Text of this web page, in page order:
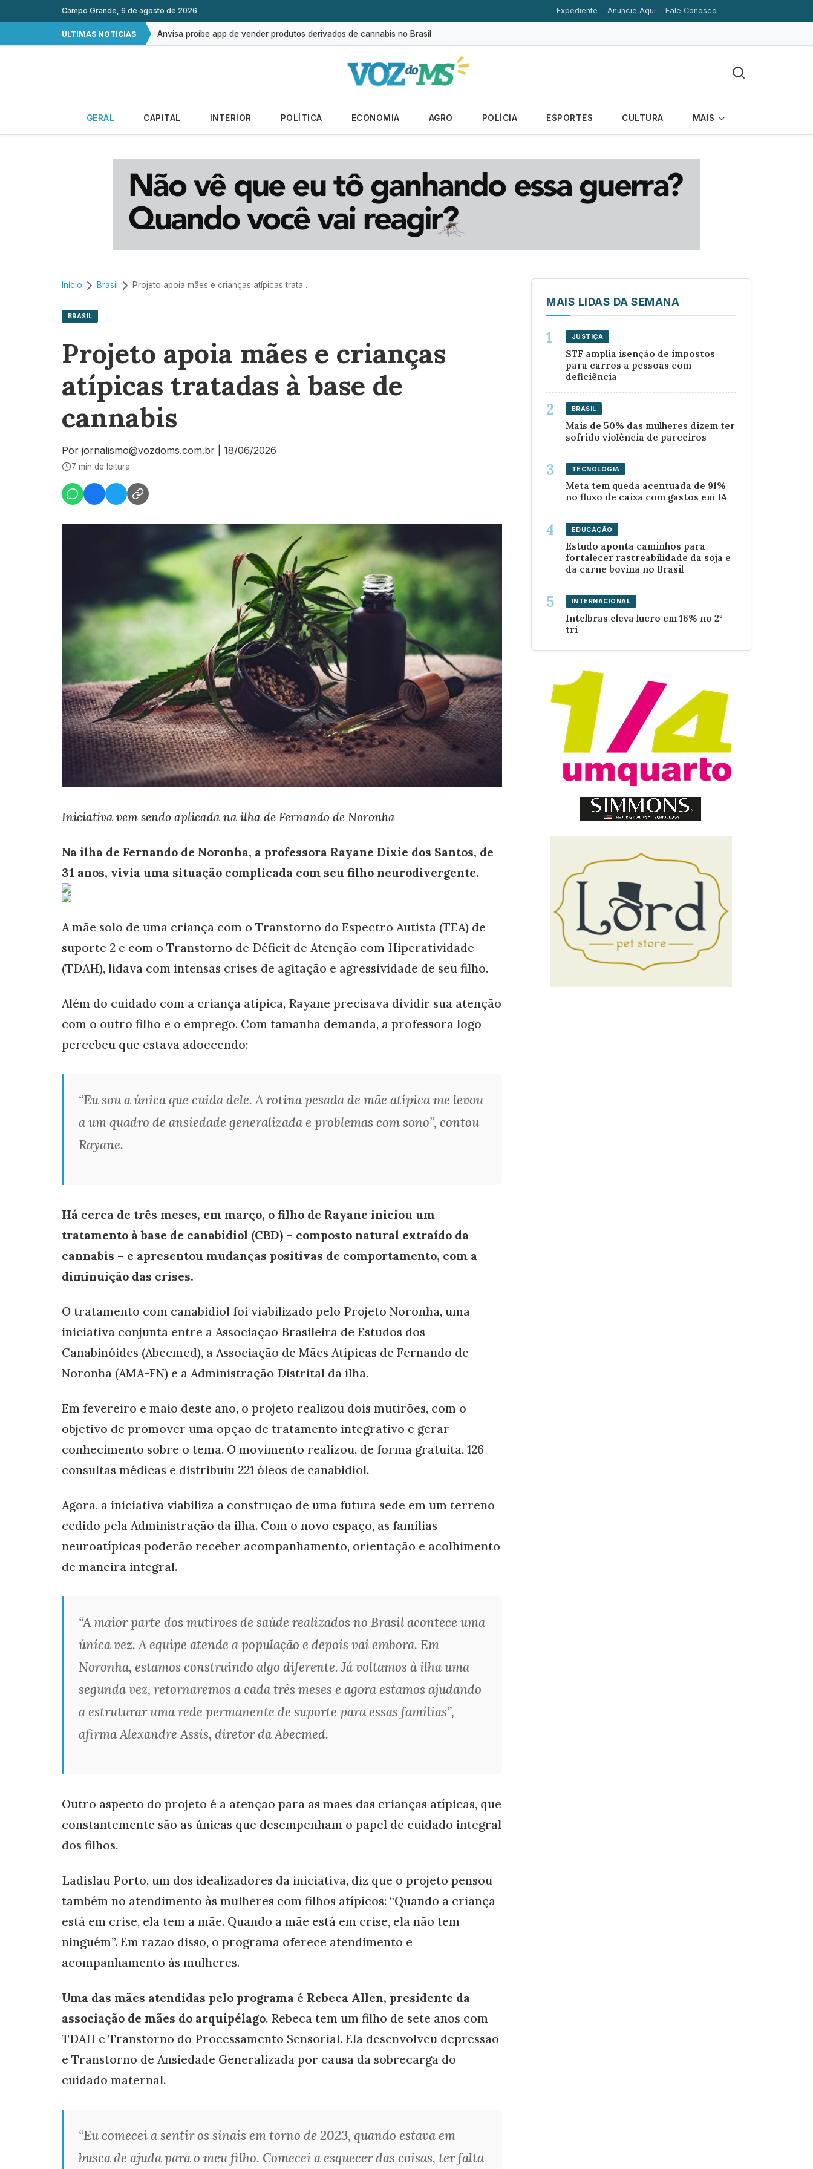
Campo Grande, 6 de agosto de 2026 Expediente Anuncie Aqui Fale Conosco
ÚLTIMAS NOTÍCIAS
STF amplia isenção de impostos para carros a pessoas com deficiência
Anvisa proíbe app de vender produtos derivados de cannabis no Brasil
GERAL
CAPITAL INTERIOR POLÍTICA ECONOMIA AGRO POLÍCIA ESPORTES CULTURA MAIS
Início Brasil Projeto apoia mães e crianças atípicas tratadas à base de cannabis
BRASIL
Projeto apoia mães e crianças
atípicas tratadas à base de
cannabis
Por jornalismo@vozdoms.com.br 18/06/2026
7 min de leitura
Iniciativa vem sendo aplicada na ilha de Fernando de Noronha
Na ilha de Fernando de Noronha, a professora Rayane Dixie dos Santos, de
31 anos, vivia uma situação complicada com seu filho neurodivergente.
A mãe solo de uma criança com o Transtorno do Espectro Autista (TEA) de
suporte 2 e com o Transtorno de Déficit de Atenção com Hiperatividade
(TDAH), lidava com intensas crises de agitação e agressividade de seu filho.
Além do cuidado com a criança atípica, Rayane precisava dividir sua atenção
com o outro filho e o emprego. Com tamanha demanda, a professora logo
percebeu que estava adoecendo:
“Eu sou a única que cuida dele. A rotina pesada de mãe atípica me levou
a um quadro de ansiedade generalizada e problemas com sono”, contou
Rayane.
Há cerca de três meses, em março, o filho de Rayane iniciou um
tratamento à base de canabidiol (CBD) – composto natural extraído da
cannabis – e apresentou mudanças positivas de comportamento, com a
diminuição das crises.
O tratamento com canabidiol foi viabilizado pelo Projeto Noronha, uma
iniciativa conjunta entre a Associação Brasileira de Estudos dos
Canabinóides (Abecmed), a Associação de Mães Atípicas de Fernando de
Noronha (AMA-FN) e a Administração Distrital da ilha.
Em fevereiro e maio deste ano, o projeto realizou dois mutirões, com o
objetivo de promover uma opção de tratamento integrativo e gerar
conhecimento sobre o tema. O movimento realizou, de forma gratuita, 126
consultas médicas e distribuiu 221 óleos de canabidiol.
Agora, a iniciativa viabiliza a construção de uma futura sede em um terreno
cedido pela Administração da ilha. Com o novo espaço, as famílias
neuroatípicas poderão receber acompanhamento, orientação e acolhimento
de maneira integral.
“A maior parte dos mutirões de saúde realizados no Brasil acontece uma
única vez. A equipe atende a população e depois vai embora. Em
Noronha, estamos construindo algo diferente. Já voltamos à ilha uma
segunda vez, retornaremos a cada três meses e agora estamos ajudando
a estruturar uma rede permanente de suporte para essas famílias”,
afirma Alexandre Assis, diretor da Abecmed.
Outro aspecto do projeto é a atenção para as mães das crianças atípicas, que
constantemente são as únicas que desempenham o papel de cuidado integral
dos filhos.
Ladislau Porto, um dos idealizadores da iniciativa, diz que o projeto pensou
também no atendimento às mulheres com filhos atípicos: “Quando a criança
está em crise, ela tem a mãe. Quando a mãe está em crise, ela não tem
ninguém”. Em razão disso, o programa oferece atendimento e
acompanhamento às mulheres.
Uma das mães atendidas pelo programa é Rebeca Allen, presidente da
associação de mães do arquipélago. Rebeca tem um filho de sete anos com
TDAH e Transtorno do Processamento Sensorial. Ela desenvolveu depressão
e Transtorno de Ansiedade Generalizada por causa da sobrecarga do
cuidado maternal.
“Eu comecei a sentir os sinais em torno de 2023, quando estava em
busca de ajuda para o meu filho. Comecei a esquecer das coisas, ter falta
MAIS LIDAS DA SEMANA
JUSTIÇA
STF amplia isenção de impostos
para carros a pessoas com
deficiência
BRASIL
Mais de 50% das mulheres dizem ter
sofrido violência de parceiros
TECNOLOGIA
Meta tem queda acentuada de 91%
no fluxo de caixa com gastos em IA
EDUCAÇÃO
Estudo aponta caminhos para
fortalecer rastreabilidade da soja e
da carne bovina no Brasil
INTERNACIONAL
Intelbras eleva lucro em 16% no 2º
tri